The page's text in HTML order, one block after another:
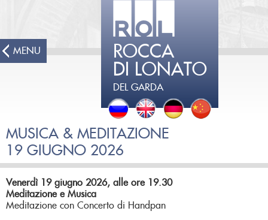
ROCCA
DI LONATO
DEL GARDA
MENU
MUSICA & MEDITAZIONE
19 GIUGNO 2026
Venerdì 19 giugno 2026, alle ore 19.30
Meditazione e Musica
Meditazione con Concerto di Handpan